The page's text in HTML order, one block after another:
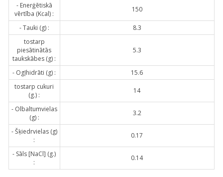
- Enerģētiskā
vērtība (Kcal) :
150
- Tauki (g) :
8.3
tostarp
piesātinātās
taukskābes (g) :
5.3
- Ogļhidrāti (g) :
15.6
tostarp cukuri
(g.) :
14
- Olbaltumvielas
(g) :
3.2
- Šķiedrvielas (g)
:
0.17
- Sāls [NaCl] (g.)
:
0.14